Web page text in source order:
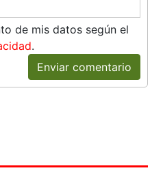
de mis datos según el
.
Enviar comentario